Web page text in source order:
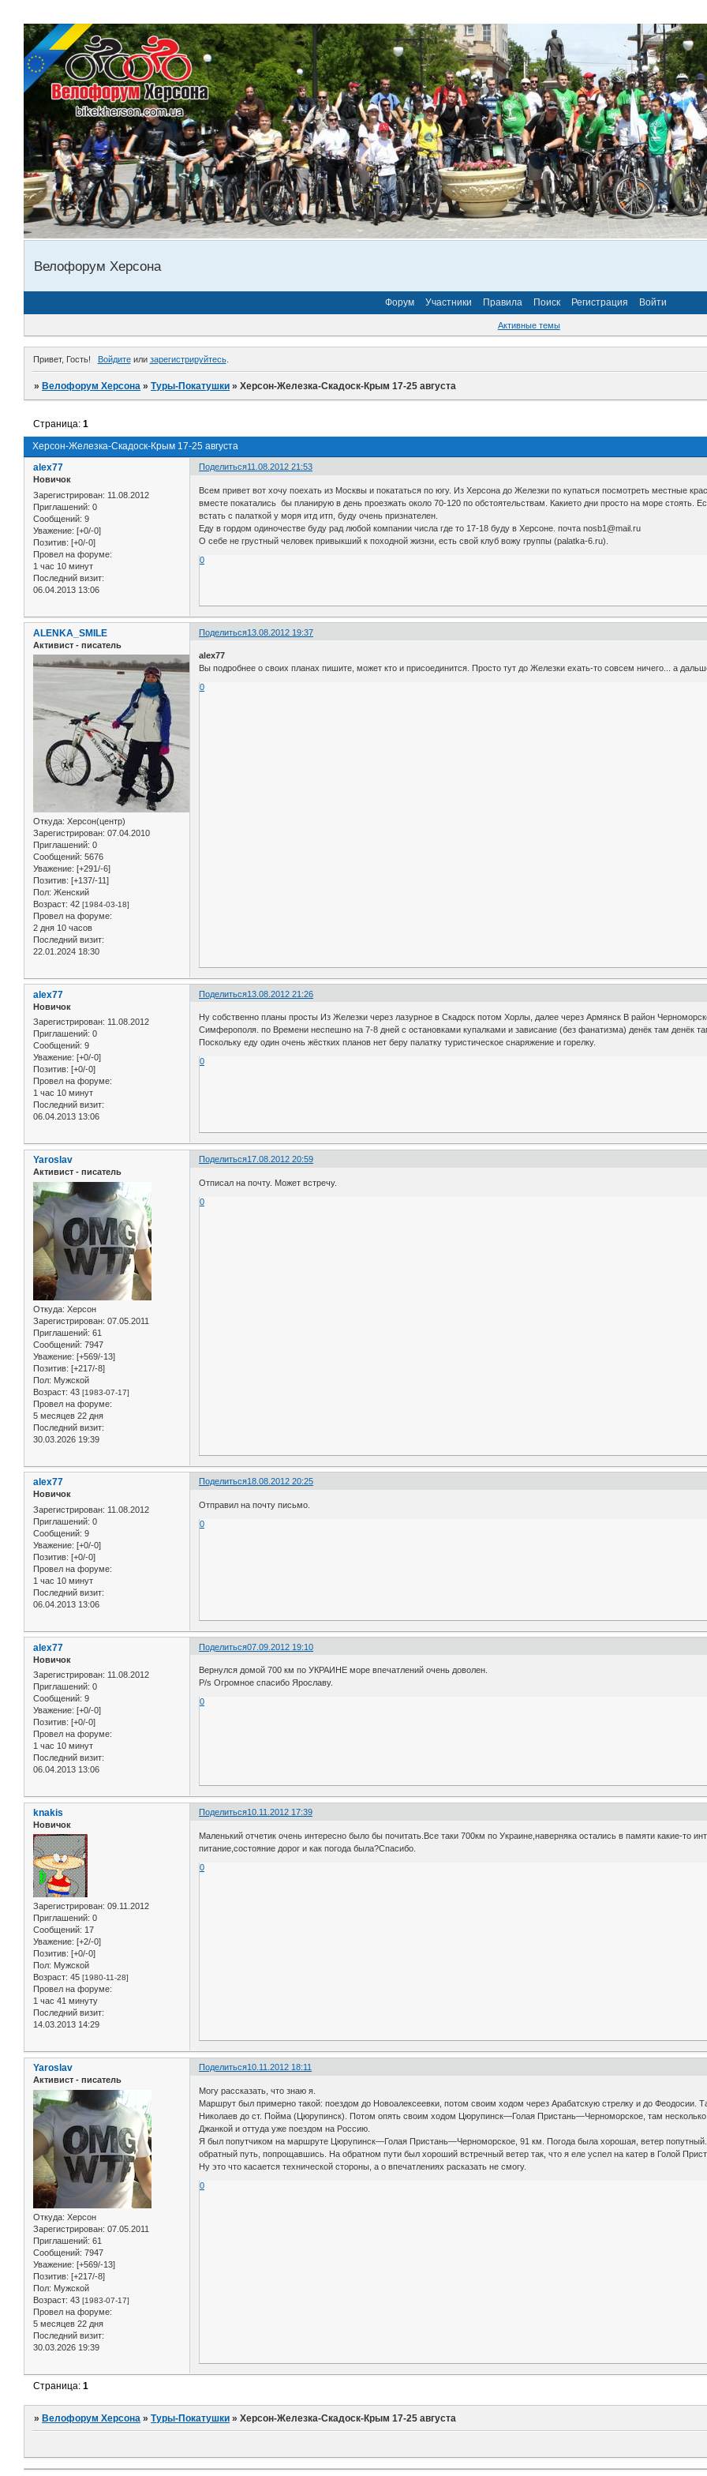
Велофорум Херсона
Форум Участники Правила Поиск Регистрация Войти
Активные темы
Привет, Гость! Войдитеили зарегистрируйтесь.
» Велофорум Херсона »Туры-Покатушки »Херсон-Железка-Скадоск-Крым 17-25 августа
Херсон-Железка-Скадоск-Крым 17-25 августа
Страница:1
Поделиться11.08.2012 21:53
alex77
Новичок
Зарегистрирован: 11.08.2012
Приглашений: 0
Сообщений: 9
Уважение: [+0/-0]
Позитив: [+0/-0]
Провел на форуме:
1 час 10 минут
Последний визит:
06.04.2013 13:06
Всем привет вот хочу поехать из Москвы и покататься по югу. Из Херсона до Железки по купаться посмотреть местные
вместе покатались бы планирую в день проезжать около 70-120 по обстоятельствам. Какието дни просто на море
встать с палаткой у моря итд итп, буду очень признателен.
Еду в гордом одиночестве буду рад любой компании числа где то 17-18 буду в Херсоне. почта nosb1@mail.ru
О себе не грустный человек привыкший к походной жизни, есть свой клуб вожу группы (palatka-6.ru).
0
Поделиться13.08.2012 19:37
ALENKA_SMILE
Активист - писатель
Откуда: Херсон(центр)
Зарегистрирован: 07.04.2010
Приглашений: 0
Сообщений: 5676
Уважение: [+291/-6]
Позитив: [+137/-11]
Пол: Женский
Возраст: 42 [1984-03-18]
Провел на форуме:
2 дня 10 часов
Последний визит:
22.01.2024 18:30
alex77
Вы подробнее о своих планах пишите, может кто и присоединится. Просто тут до Железки ехать-то совсем ничего... а
0
Поделиться13.08.2012 21:26
alex77
Новичок
Зарегистрирован: 11.08.2012
Приглашений: 0
Сообщений: 9
Уважение: [+0/-0]
Позитив: [+0/-0]
Провел на форуме:
1 час 10 минут
Последний визит:
06.04.2013 13:06
Ну собственно планы просты Из Железки через лазурное в Скадоск потом Хорлы, далее через Армянск В район
Симферополя. по Времени неспешно на 7-8 дней с остановками купалками и зависание (без фанатизма) денёк там денёк
Поскольку еду один очень жёстких планов нет беру палатку туристическое снаряжение и горелку.
0
Поделиться17.08.2012 20:59
Yaroslav
Активист - писатель
Откуда: Херсон
Зарегистрирован: 07.05.2011
Приглашений: 61
Сообщений: 7947
Уважение: [+569/-13]
Позитив: [+217/-8]
Пол: Мужской
Возраст: 43 [1983-07-17]
Провел на форуме:
5 месяцев 22 дня
Последний визит:
30.03.2026 19:39
Отписал на почту. Может встречу.
0
Поделиться18.08.2012 20:25
alex77
Новичок
Зарегистрирован: 11.08.2012
Приглашений: 0
Сообщений: 9
Уважение: [+0/-0]
Позитив: [+0/-0]
Провел на форуме:
1 час 10 минут
Последний визит:
06.04.2013 13:06
Отправил на почту письмо.
0
Поделиться07.09.2012 19:10
alex77
Новичок
Зарегистрирован: 11.08.2012
Приглашений: 0
Сообщений: 9
Уважение: [+0/-0]
Позитив: [+0/-0]
Провел на форуме:
1 час 10 минут
Последний визит:
06.04.2013 13:06
Вернулся домой 700 км по УКРАИНЕ море впечатлений очень доволен.
P/s Огромное спасибо Ярославу.
0
Поделиться10.11.2012 17:39
knakis
Новичок
Зарегистрирован: 09.11.2012
Приглашений: 0
Сообщений: 17
Уважение: [+2/-0]
Позитив: [+0/-0]
Пол: Мужской
Возраст: 45 [1980-11-28]
Провел на форуме:
1 час 41 минуту
Последний визит:
14.03.2013 14:29
Маленький отчетик очень интересно было бы почитать.Все таки 700км по Украине,наверняка остались в памяти какие-то
питание,состояние дорог и как погода была?Спасибо.
0
Поделиться10.11.2012 18:11
Yaroslav
Активист - писатель
Откуда: Херсон
Зарегистрирован: 07.05.2011
Приглашений: 61
Сообщений: 7947
Уважение: [+569/-13]
Позитив: [+217/-8]
Пол: Мужской
Возраст: 43 [1983-07-17]
Провел на форуме:
5 месяцев 22 дня
Последний визит:
30.03.2026 19:39
Могу рассказать, что знаю я.
Маршрут был примерно такой: поездом до Новоалексеевки, потом своим ходом через Арабатскую стрелку и до Феодосии.
Николаев до ст. Пойма (Цюрупинск). Потом опять своим ходом Цюрупинск—Голая Пристань—Черноморское, там
Джанкой и оттуда уже поездом на Россию.
Я был попутчиком на маршруте Цюрупинск—Голая Пристань—Черноморское, 91 км. Погода была хорошая, ветер
обратный путь, попрощавшись. На обратном пути был хороший встречный ветер так, что я еле успел на катер в Голой
Ну это что касается технической стороны, а о впечатлениях расказать не смогу.
0
Страница:1
» Велофорум Херсона »Туры-Покатушки »Херсон-Железка-Скадоск-Крым 17-25 августа